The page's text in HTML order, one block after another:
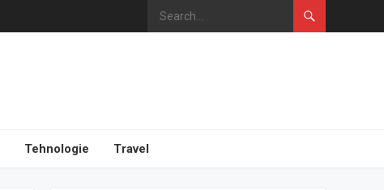
Tehnologie Travel